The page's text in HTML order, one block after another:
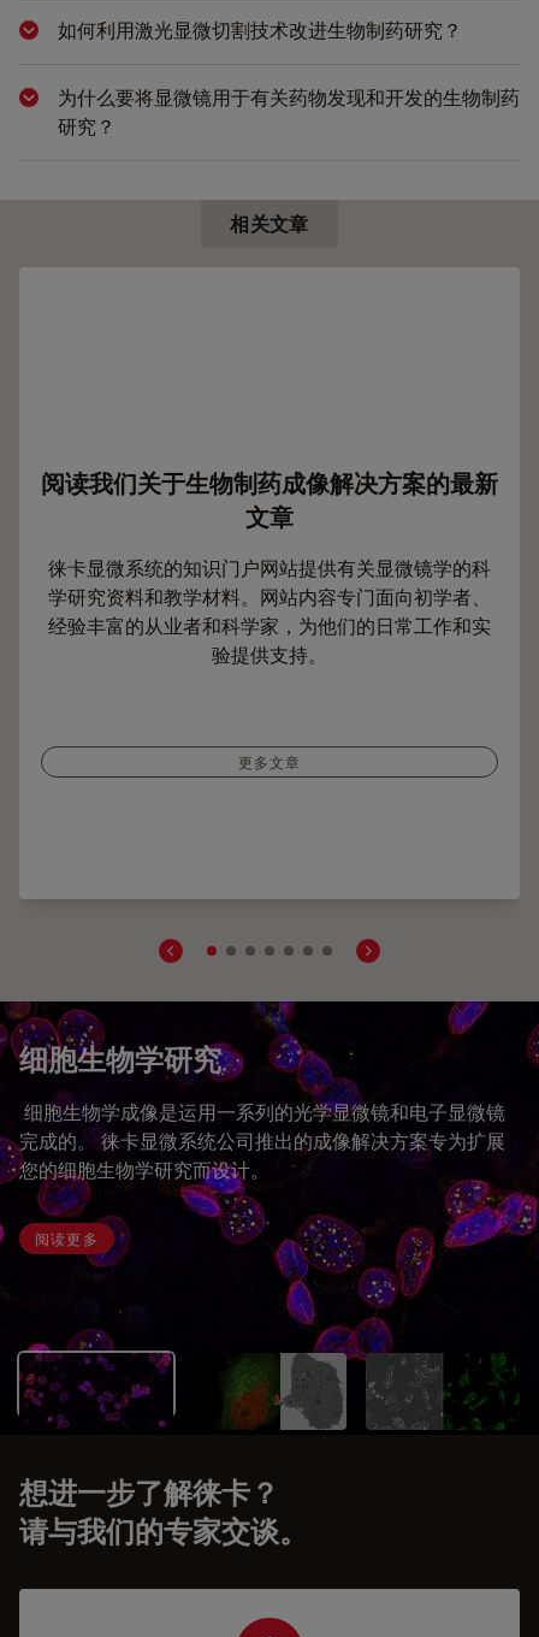
Show answer
如何利用激光显微切割技术改进生物制药研究？
Show answer
为什么要将显微镜用于有关药物发现和开发的生物制药
研究？
相关文章
阅读我们关于生物制药成像解决方案的最新
文章
徕卡显微系统的知识门户网站提供有关显微镜学的科
学研究资料和教学材料。网站内容专门面向初学者、
经验丰富的从业者和科学家，为他们的日常工作和实
验提供支持。
更多文章
细胞生物学研究
细胞生物学成像是运用一系列的光学显微镜和电子显微镜
完成的。 徕卡显微系统公司推出的成像解决方案专为扩展
您的细胞生物学研究而设计。
阅读更多
想进一步了解徕卡？
请与我们的专家交谈。